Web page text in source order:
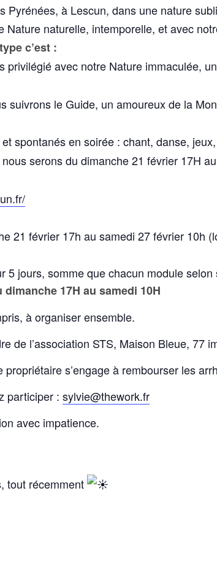
Pyrénées, à Lescun, dans une nature
Nature naturelle, intemporelle, et avec
c’est :
privilégié avec notre Nature immaculée,
suivrons le Guide, un amoureux de la
spontanés en soirée : chant, danse,
serons du dimanche 21 février 17H
21 février 17h au samedi 27 février 10h
5 jours, somme que chacun module
dimanche 17H au samedi 10H
à organiser ensemble.
de l’association STS, Maison Bleue, 77
s’engage à rembourser les
participer : sylvie@thework.fr
avec impatience.
tout récemment